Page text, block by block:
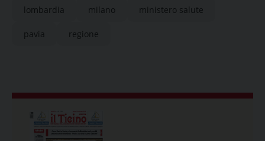
lombardia milano ministero salute
pavia regione